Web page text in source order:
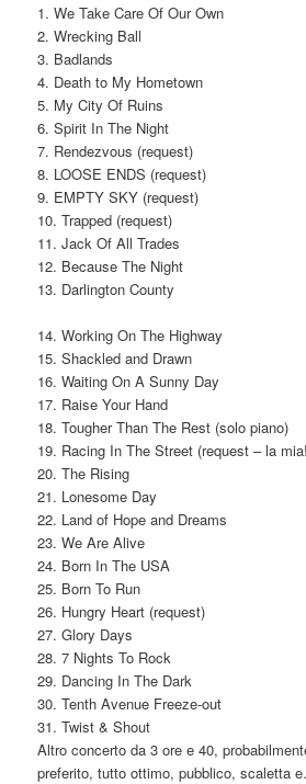
1. We Take Care Of Our Own
2. Wrecking Ball
3. Badlands
4. Death to My Hometown
5. My City Of Ruins
6. Spirit In The Night
7. Rendezvous (request)
8. LOOSE ENDS (request)
9. EMPTY SKY (request)
10. Trapped (request)
11. Jack Of All Trades
12. Because The Night
13. Darlington County
14. Working On The Highway
15. Shackled and Drawn
16. Waiting On A Sunny Day
17. Raise Your Hand
18. Tougher Than The Rest (solo piano)
19. Racing In The Street (request – la
20. The Rising
21. Lonesome Day
22. Land of Hope and Dreams
23. We Are Alive
24. Born In The USA
25. Born To Run
26. Hungry Heart (request)
27. Glory Days
28. 7 Nights To Rock
29. Dancing In The Dark
30. Tenth Avenue Freeze-out
31. Twist & Shout
Altro concerto da 3 ore e 40,
preferito, tutto ottimo, pubblico, scaletta